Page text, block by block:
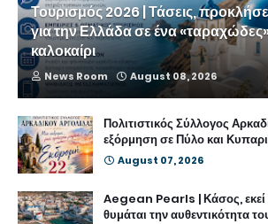
Τουρισμός 2026 | Τάσεις,
για την Ελλάδα σε ένα
καλοκαίρι
News Room August 08, 2026
Πολιτιστικός Σύλλογος
εξόρμηση σε Πύλο και
August 07, 2026
Aegean Pearls | Κάσος, εκεί
θυμάται την αυθεντικότητα